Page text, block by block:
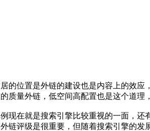
的位置是外链的建设也是内容上的效
量外链，低空间高配置也是这个道理
现在就是搜索引擎比较重视的一面，
链评级是很重要，但随着搜索引擎的